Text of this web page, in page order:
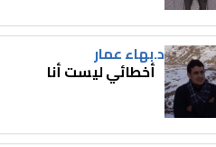
د.بهاء عمار
أخطائي ليست أنا